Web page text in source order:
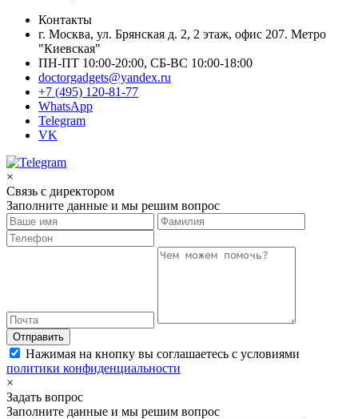
Контакты
г. Москва, ул. Брянская д. 2, 2 этаж, офис 207. Метро
"Киевская"
ПН-ПТ 10:00-20:00, СБ-ВС 10:00-18:00
doctorgadgets@yandex.ru
+7 (495) 120-81-77
WhatsApp
Telegram
VK
×
Связь с директором
Заполните данные и мы решим вопрос
Отправить
Нажимая на кнопку вы соглашаетесь с условиями
политики конфиденциальности
×
Задать вопрос
Заполните данные и мы решим вопрос